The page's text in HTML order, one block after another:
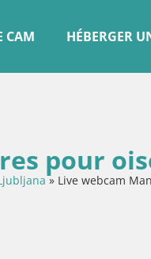
CAM HÉBERGER
pour
» Live webcam